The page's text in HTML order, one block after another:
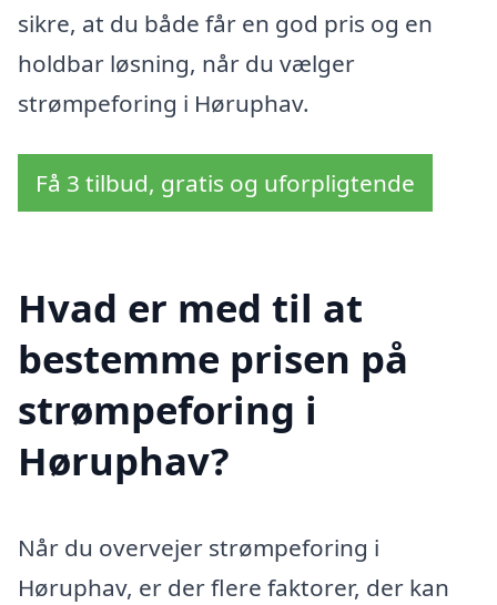
sikre, at du både får en god pris og en
holdbar løsning, når du vælger
strømpeforing i Høruphav.
Få 3 tilbud, gratis og uforpligtende
Hvad er med til at
bestemme prisen på
strømpeforing i
Høruphav?
Når du overvejer strømpeforing i
Høruphav, er der flere faktorer, der kan